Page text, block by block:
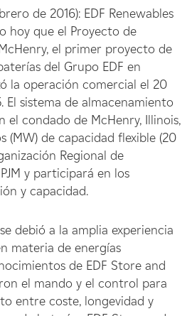
de 2016): EDF Renewables
hoy que el Proyecto de
el primer proyecto de
del Grupo EDF en
la operación comercial el 20
El sistema de almacenamiento
el condado de McHenry, Illinois,
(MW) de capacidad flexible (20
Regional de
y participará en los
y capacidad.
debió a la amplia experiencia
materia de energías
de EDF Store and
el mando y el control para
entre coste, longevidad y